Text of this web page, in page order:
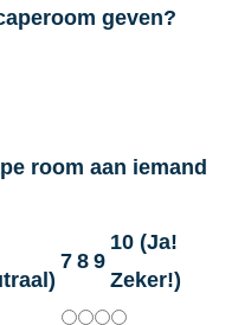
geven?
room aan iemand
7 8 9
10 (Ja!
Zeker!)